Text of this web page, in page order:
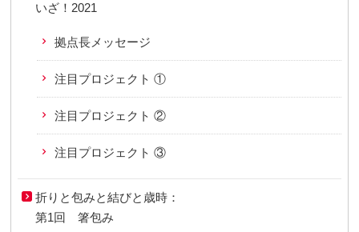
いざ！2021
拠点長メッセージ
注目プロジェクト ①
注目プロジェクト ②
注目プロジェクト ③
折りと包みと結びと歳時：
第1回 箸包み